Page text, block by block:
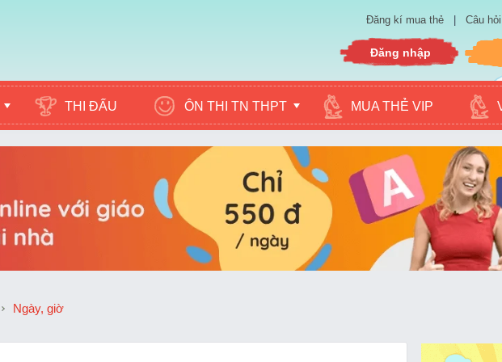
Đăng kí mua thẻ Câu
Đăng nhập
THI ĐẤU ÔN THI TN THPT MUA THẺ VIP
Ngày, giờ